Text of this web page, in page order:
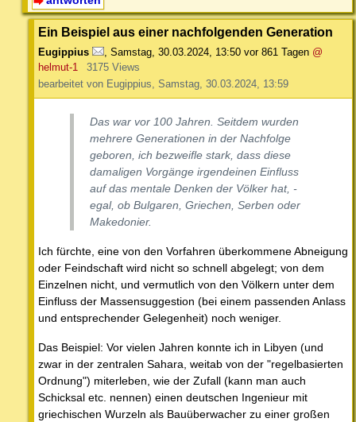
Ein Beispiel aus einer nachfolgenden Generation
Eugippius Samstag, 30.03.2024, 13:50 vor 861 Tagen @
helmut-1
3175 Views
bearbeitet von Eugippius, Samstag, 30.03.2024, 13:59
Das war vor 100 Jahren. Seitdem wurden
mehrere Generationen in der Nachfolge
geboren, ich bezweifle stark, dass diese
damaligen Vorgänge irgendeinen Einfluss
auf das mentale Denken der Völker hat, -
egal, ob Bulgaren, Griechen, Serben oder
Makedonier.
Ich fürchte, eine von den Vorfahren überkommene Abneigung
oder Feindschaft wird nicht so schnell abgelegt; von dem
Einzelnen nicht, und vermutlich von den Völkern unter dem
Einfluss der Massensuggestion (bei einem passenden Anlass
und entsprechender Gelegenheit) noch weniger.
Das Beispiel: Vor vielen Jahren konnte ich in Libyen (und
zwar in der zentralen Sahara, weitab von der "regelbasierten
Ordnung") miterleben, wie der Zufall (kann man auch
Schicksal etc. nennen) einen deutschen Ingenieur mit
griechischen Wurzeln als Bauüberwacher zu einer großen